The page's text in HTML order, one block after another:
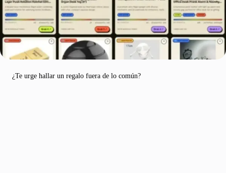
¿Te urge hallar un regalo fuera de lo común?